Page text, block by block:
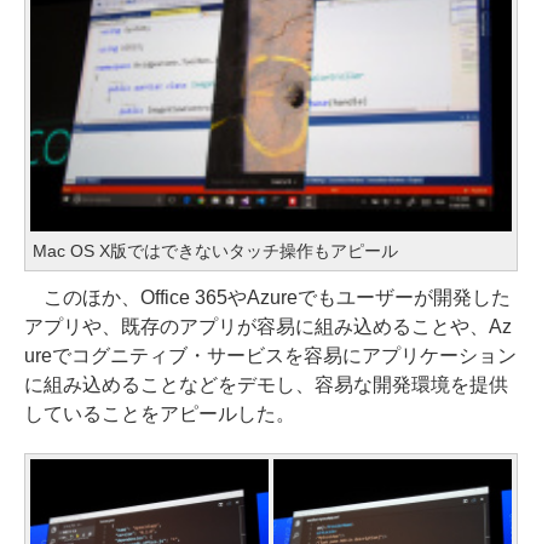
Mac OS X版ではできないタッチ操作もアピール
このほか、Office 365やAzureでもユーザーが開発した
アプリや、既存のアプリが容易に組み込めることや、Az
ureでコグニティブ・サービスを容易にアプリケーション
に組み込めることなどをデモし、容易な開発環境を提供
していることをアピールした。